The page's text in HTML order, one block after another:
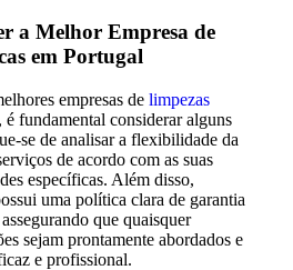
a Melhor Empresa de
em Portugal
empresas de limpezas
é fundamental considerar alguns
se de analisar a flexibilidade da
de acordo com as suas
específicas. Além disso,
uma política clara de garantia
que quaisquer
sejam prontamente abordados e
e profissional.